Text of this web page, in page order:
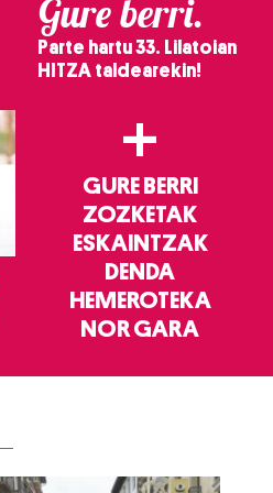
Gure berri.
Parte hartu 33. Lilatoian
HITZA taldearekin!
+
GURE BERRI
ZOZKETAK
ESKAINTZAK
DENDA
HEMEROTEKA
NOR GARA